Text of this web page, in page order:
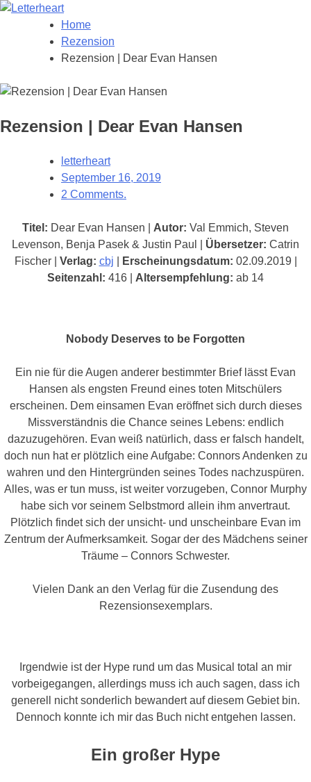
Home
Rezension
Rezension | Dear Evan Hansen
Rezension | Dear Evan Hansen
letterheart
September 16, 2019
2 Comments.
Titel: Dear Evan Hansen | Autor: Val Emmich, Steven
Levenson, Benja Pasek & Justin Paul | Übersetzer: Catrin
Fischer | Verlag: cbj Erscheinungsdatum: 02.09.2019 |
Seitenzahl: 416 | Altersempfehlung: ab 14
Nobody Deserves to be Forgotten
Ein nie für die Augen anderer bestimmter Brief lässt Evan
Hansen als engsten Freund eines toten Mitschülers
erscheinen. Dem einsamen Evan eröffnet sich durch dieses
Missverständnis die Chance seines Lebens: endlich
dazuzugehören. Evan weiß natürlich, dass er falsch handelt,
doch nun hat er plötzlich eine Aufgabe: Connors Andenken zu
wahren und den Hintergründen seines Todes nachzuspüren.
Alles, was er tun muss, ist weiter vorzugeben, Connor Murphy
habe sich vor seinem Selbstmord allein ihm anvertraut.
Plötzlich findet sich der unsicht- und unscheinbare Evan im
Zentrum der Aufmerksamkeit. Sogar der des Mädchens seiner
Träume – Connors Schwester.
Vielen Dank an den Verlag für die Zusendung des
Rezensionsexemplars.
Irgendwie ist der Hype rund um das Musical total an mir
vorbeigegangen, allerdings muss ich auch sagen, dass ich
generell nicht sonderlich bewandert auf diesem Gebiet bin.
Dennoch konnte ich mir das Buch nicht entgehen lassen.
Ein großer Hype